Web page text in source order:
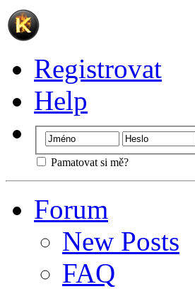
Registrovat
Help
Pamatovat si mě?
Forum
New Posts
FAQ